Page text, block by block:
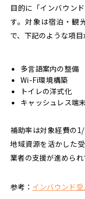
目的に「インバウン
す。対象は宿泊・観
で、下記のような項目
多言語案内の整備
Wi-Fi環境構築
トイレの洋式化
キャッシュレス端
補助率は対象経費の
地域資源を活かした
業者の支援が進められ
参考： インバウンド